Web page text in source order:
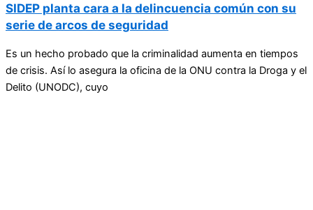
SIDEP planta cara a la delincuencia común con su
serie de arcos de seguridad
Es un hecho probado que la criminalidad aumenta en tiempos
de crisis. Así lo asegura la oficina de la ONU contra la Droga y el
Delito (UNODC), cuyo